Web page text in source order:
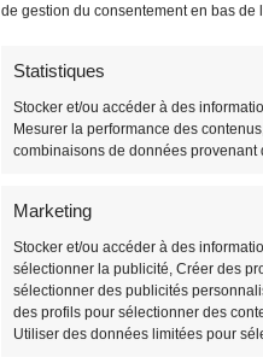
de gestion du consentement en bas de
Statistiques
Stocker et/ou accéder à des
Mesurer la performance des
combinaisons de données provenant
Marketing
Stocker et/ou accéder à des
sélectionner la publicité, Créer des
sélectionner des publicités
des profils pour sélectionner des
Utiliser des données limitées pour